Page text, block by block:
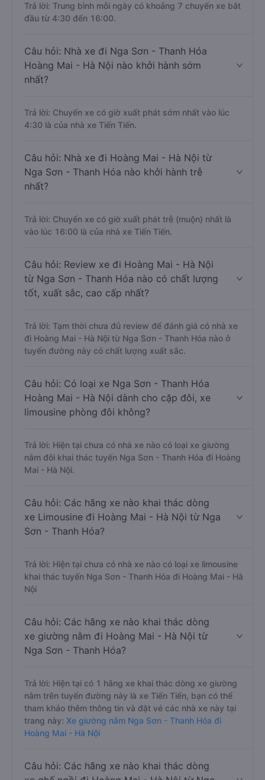
Trả lời: Trung bình mỗi ngày có khoảng 7 chuyến xe bắt
đầu từ 4:30 đến 16:00.
Câu hỏi: Nhà xe đi Nga Sơn - Thanh Hóa
Hoàng Mai - Hà Nội nào khởi hành sớm
nhất?
Trả lời: Chuyến xe có giờ xuất phát sớm nhất vào lúc
4:30 là của nhà xe Tiến Tiến.
Câu hỏi: Nhà xe đi Hoàng Mai - Hà Nội từ
Nga Sơn - Thanh Hóa nào khởi hành trễ
nhất?
Trả lời: Chuyến xe có giờ xuất phát trễ (muộn) nhất là
vào lúc 16:00 là của nhà xe Tiến Tiến.
Câu hỏi: Review xe đi Hoàng Mai - Hà Nội
từ Nga Sơn - Thanh Hóa nào có chất lượng
tốt, xuất sắc, cao cấp nhất?
Trả lời: Tạm thời chưa đủ review để đánh giá có nhà xe
đi Hoàng Mai - Hà Nội từ Nga Sơn - Thanh Hóa nào ở
tuyến đường này có chất lượng xuất sắc.
Câu hỏi: Có loại xe Nga Sơn - Thanh Hóa
Hoàng Mai - Hà Nội dành cho cặp đôi, xe
limousine phòng đôi không?
Trả lời: Hiện tại chưa có nhà xe nào có loại xe giường
nằm đôi khai thác tuyến Nga Sơn - Thanh Hóa đi Hoàng
Mai - Hà Nội.
Câu hỏi: Các hãng xe nào khai thác dòng
xe Limousine đi Hoàng Mai - Hà Nội từ Nga
Sơn - Thanh Hóa?
Trả lời: Hiện tại chưa có nhà xe nào có loại xe limousine
khai thác tuyến Nga Sơn - Thanh Hóa đi Hoàng Mai - Hà
Nội
Câu hỏi: Các hãng xe nào khai thác dòng
xe giường nằm đi Hoàng Mai - Hà Nội từ
Nga Sơn - Thanh Hóa?
Trả lời: Hiện tại có 1 hãng xe khai thác dòng xe giường
nằm trên tuyến đường này là xe Tiến Tiến, bạn có thể
tham khảo thêm thông tin và đặt vé các nhà xe này tại
trang này: Xe giường nằm Nga Sơn - Thanh Hóa đi
Hoàng Mai - Hà Nội
Câu hỏi: Các hãng xe nào khai thác dòng